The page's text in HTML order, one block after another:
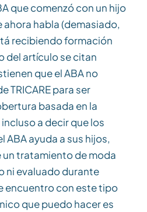
que comenzó con un hijo
ahora habla (demasiado,
recibiendo formación
del artículo se citan
que el ABA no
TRICARE para ser
basada en la
a decir que los
ABA ayuda a sus hijos,
un tratamiento de moda
ni evaluado durante
encuentro con este tipo
que puedo hacer es